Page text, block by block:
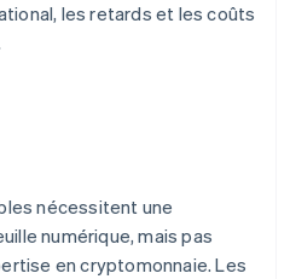
les retards et les coûts
nécessitent une
numérique, mais pas
en cryptomonnaie. Les